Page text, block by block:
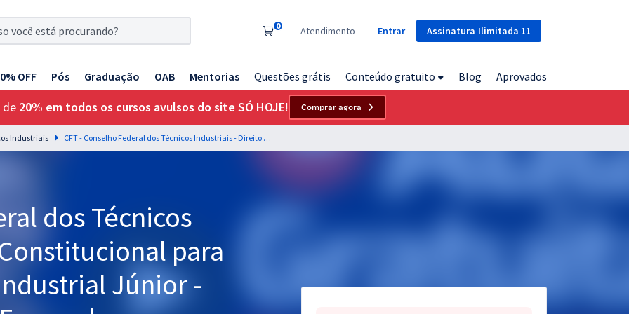
Assinatura Ilimitada 11
0 Atendimento Entrar
OFF Pós Graduação OAB Mentorias Questões grátis Conteúdo gratuito Blog Aprovados
de 20% em todos os cursos avulsos do site SÓ HOJE! Comprar agora
Industriais CFT - Conselho Federal dos Técnicos Industriais - Direito Constitucional para o Cargo de Técnico Industrial Júnior - Professor: Aragonê Fernandes
dos Técnicos
para
Júnior -